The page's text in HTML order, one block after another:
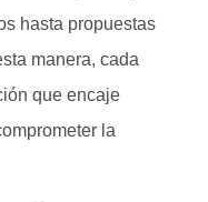
hasta propuestas
manera, cada
que encaje
la